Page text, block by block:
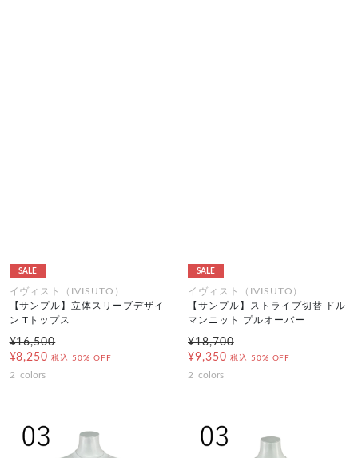
SALE
イヴィスト（IVISUTO）
【サンプル】立体スリーブデザイ
ン Tトップス
¥16,500
¥8,250 税込 50% OFF
2 colors
SALE
イヴィスト（IVISUTO）
【サンプル】ストライプ切替 ドル
マンニット プルオーバー
¥18,700
¥9,350 税込 50% OFF
2 colors